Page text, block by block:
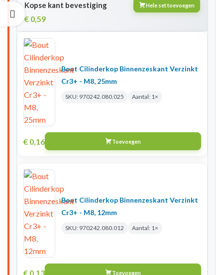
Kopse kant bevestiging Hele set toevoegen
€ 0,59
Bout Cilinderkop Binnenzeskant Verzinkt
Cr3+ - M8, 25mm
SKU: 970242.080.025 Aantal: 1×
€ 0,16 Toevoegen
Bout Cilinderkop Binnenzeskant Verzinkt
Cr3+ - M8, 12mm
SKU: 970242.080.012 Aantal: 1×
€ 0,13 Toevoegen